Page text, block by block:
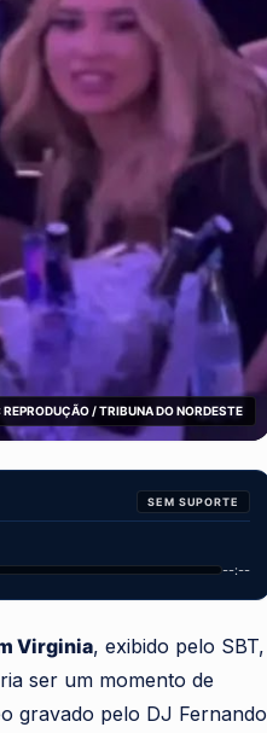
/ TRIBUNA DO NORDESTE
SEM SUPORTE
--:--
Virginia, exibido pelo SBT,
ser um momento de
gravado pelo DJ Fernando